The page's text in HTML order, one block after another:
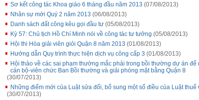
Sơ kết công tác Khoa giáo 6 tháng đầu năm 2013 (07/08/2013)
Nhân sự mới Quý 2 năm 2013 (06/08/2013)
Danh sách đất công kêu gọi đầu tư (05/08/2013)
Kỳ 57: Chủ tịch Hồ Chí Minh nói về công tác tư tưởng (05/08/2013)
Hội thi Hòa giải viên giỏi Quận 8 năm 2013 (01/08/2013)
Hướng dẫn Quy trình thực hiện dịch vụ công cấp 3 (01/08/2013)
Hội thảo về các sai phạm thường mắc phải trong bồi thường dự án
cán bộ-viên chức Ban Bồi thường và giải phóng mặt bằng Quận 8
(30/07/2013)
Những điểm mới của Luật sửa đổi, bổ sung một số điều của Luật thuế
(30/07/2013)